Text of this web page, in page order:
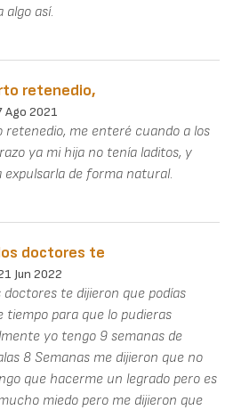
algo así.
retenedio,
Ago 2021
retenedio, me enteré cuando a los
ya mi hija no tenía laditos, y
expulsarla de forma natural.
doctores te
Jun 2022
doctores te dijieron que podías
tiempo para que lo pudieras
yo tengo 9 semanas de
8 Semanas me dijieron que no
que hacerme un legrado pero es
miedo pero me dijieron que